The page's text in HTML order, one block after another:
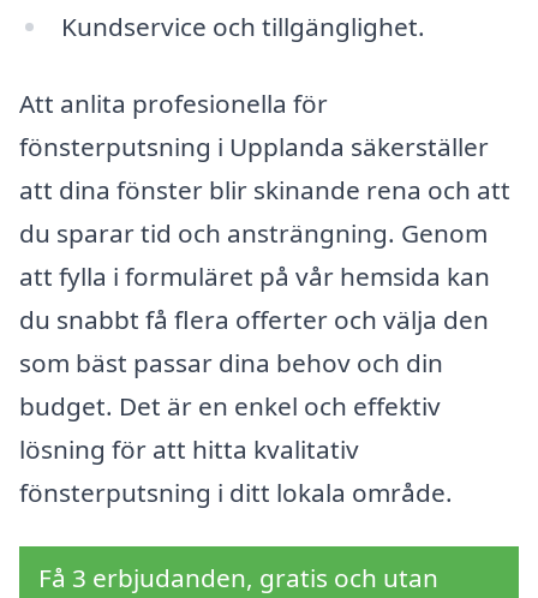
Kundservice och tillgänglighet.
Att anlita profesionella för
fönsterputsning i Upplanda säkerställer
att dina fönster blir skinande rena och att
du sparar tid och ansträngning. Genom
att fylla i formuläret på vår hemsida kan
du snabbt få flera offerter och välja den
som bäst passar dina behov och din
budget. Det är en enkel och effektiv
lösning för att hitta kvalitativ
fönsterputsning i ditt lokala område.
Få 3 erbjudanden, gratis och utan